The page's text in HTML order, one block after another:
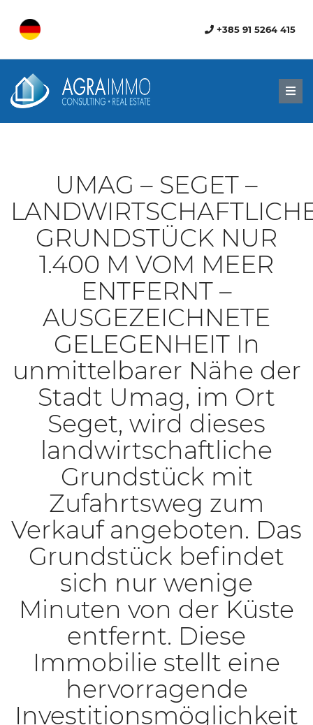
+385 91 5264 415
UMAG – SEGET –
GRUNDSTÜCK NUR
1.400 M VOM MEER
ENTFERNT –
AUSGEZEICHNETE
GELEGENHEIT In
unmittelbarer Nähe der
Stadt Umag, im Ort
Seget, wird dieses
landwirtschaftliche
Grundstück mit
Zufahrtsweg zum
Verkauf angeboten. Das
Grundstück befindet
sich nur wenige
Minuten von der Küste
entfernt. Diese
Immobilie stellt eine
hervorragende
Investitionsmöglichkeit